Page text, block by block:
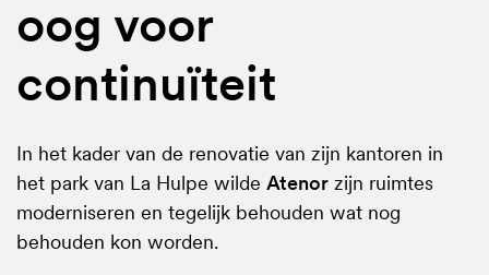
oog voor
continuïteit
In het kader van de renovatie van zijn kantoren in
het park van La Hulpe wilde Atenor zijn ruimtes
moderniseren en tegelijk behouden wat nog
behouden kon worden.